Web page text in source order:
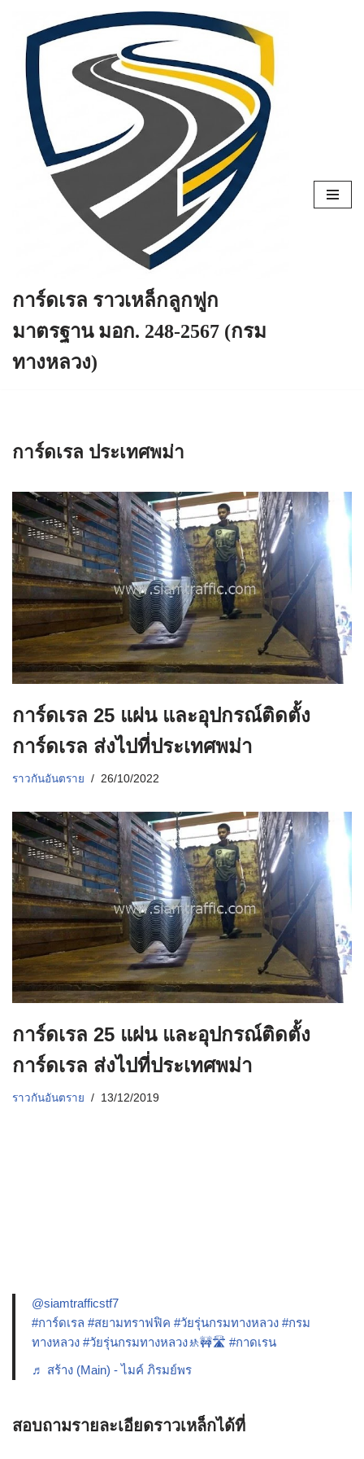
Skip
content
การ์ดเรล ราวเหล็กลูกฟูก
มาตรฐาน มอก. 248-2567 (กรม
ทางหลวง)
การ์ดเรล ประเทศพม่า
การ์ดเรล 25 แผ่น และอุปกรณ์ติดตั้ง
การ์ดเรล ส่งไปที่ประเทศพม่า
ราวกันอันตราย 26/10/2022
การ์ดเรล 25 แผ่น และอุปกรณ์ติดตั้ง
การ์ดเรล ส่งไปที่ประเทศพม่า
ราวกันอันตราย 13/12/2019
@siamtrafficstf7
#การ์ดเรล #สยามทราฟฟิค #วัยรุ่นกรมทางหลวง #กรม
ทางหลวง #วัยรุ่นกรมทางหลวง🚸🚧🛣️ #กาดเรน
♬ สร้าง (Main) - ไมค์ ภิรมย์พร
สอบถามรายละเอียดราวเหล็กได้ที่